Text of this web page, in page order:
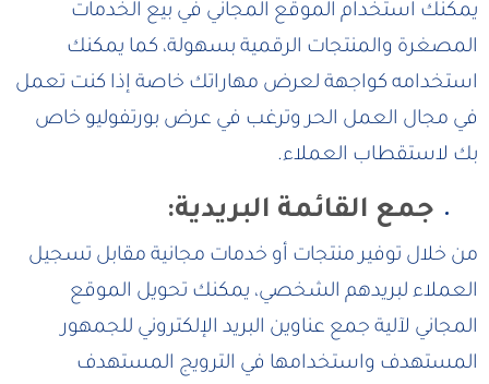
يمكنك استخدام الموقع المجاني في بيع الخدمات
المصغرة والمنتجات الرقمية بسهولة، كما يمكنك
استخدامه كواجهة لعرض مهاراتك خاصة إذا كنت تعمل
في مجال العمل الحر وترغب في عرض بورتفوليو خاص
بك لاستقطاب العملاء.
جمع القائمة البريدية:
من خلال توفير منتجات أو خدمات مجانية مقابل تسجيل
العملاء لبريدهم الشخصي، يمكنك تحويل الموقع
المجاني لآلية جمع عناوين البريد الإلكتروني للجمهور
المستهدف واستخدامها في الترويج المستهدف